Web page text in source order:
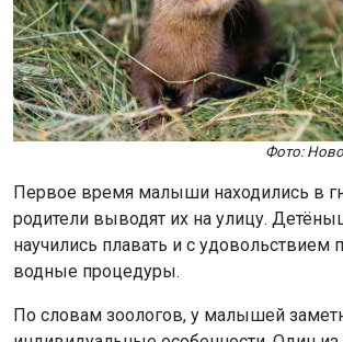
родители выводят их на улицу.
научились плавать и с удовольствием
водные процедуры.
По словам зоологов, у малышей
индивидуальные особенности. Один из
предпочитает самостоятельно
его в домик. Второй чаще следует за
выпрашивает еду у родителей.
Родители внимательно следят за
один из них отходит далеко, отец сразу
к семье. Малыши уже освоились в
Подробнее